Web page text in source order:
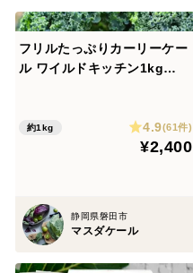
フリルたっぷりカーリーケー
ル ワイルドキッチン1kg
約1kg 4.9(61件)
¥2,400
静岡県磐田市
マスダケール